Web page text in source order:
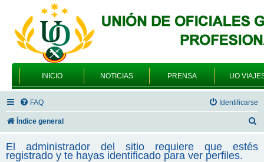
INICIO NOTICIAS PRENSA UO
FAQ Identificarse
Índice general
s
El administrador del sitio requiere que estés
registrado y te hayas identificado para ver perfiles.